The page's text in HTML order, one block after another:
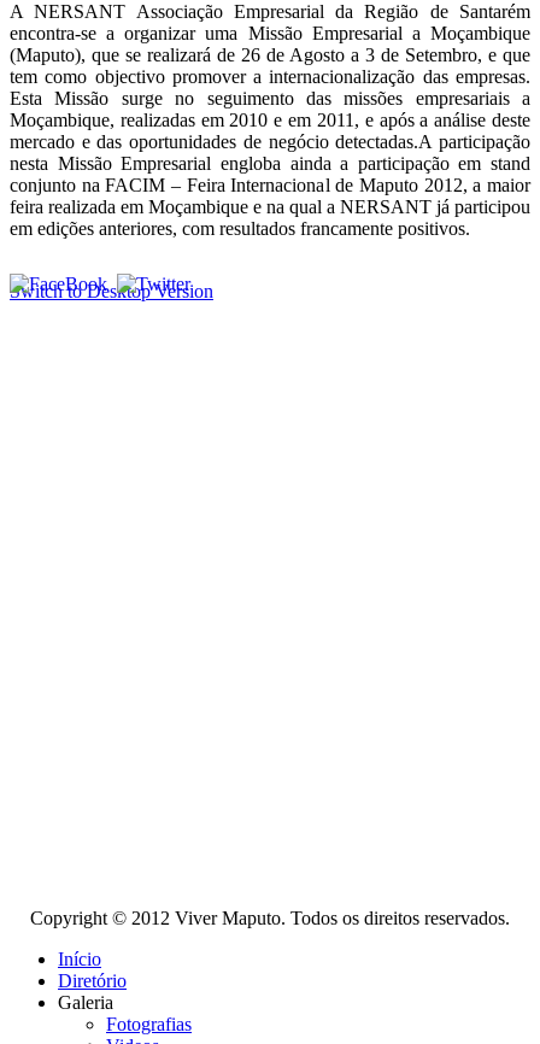
A NERSANT Associação Empresarial da Região de Santarém
encontra-se a organizar uma Missão Empresarial a Moçambique
(Maputo), que se realizará de 26 de Agosto a 3 de Setembro, e que
tem como objectivo promover a internacionalização das empresas.
Esta Missão surge no seguimento das missões empresariais a
Moçambique, realizadas em 2010 e em 2011, e após a análise deste
mercado e das oportunidades de negócio detectadas.A participação
nesta Missão Empresarial engloba ainda a participação em stand
conjunto na FACIM – Feira Internacional de Maputo 2012, a maior
feira realizada em Moçambique e na qual a NERSANT já participou
em edições anteriores, com resultados francamente positivos.
Switch to Desktop Version
Copyright © 2012 Viver Maputo. Todos os direitos reservados.
Início
Diretório
Galeria
Fotografias